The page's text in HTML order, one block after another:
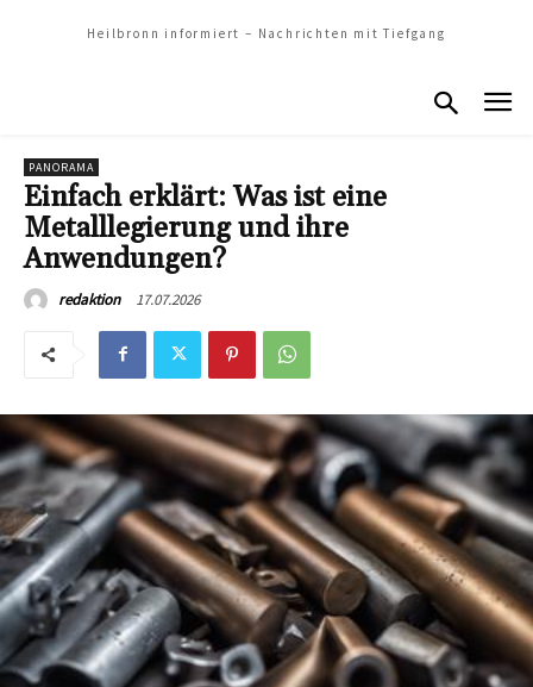
Heilbronn informiert – Nachrichten mit Tiefgang
PANORAMA
Einfach erklärt: Was ist eine
Metalllegierung und ihre
Anwendungen?
redaktion 17.07.2026